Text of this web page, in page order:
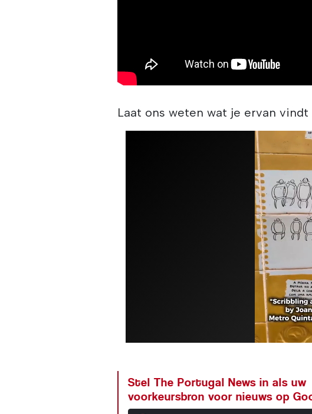
Laat ons weten wat je ervan
Stel The Portugal News in als uw
voorkeursbron voor nieuws op